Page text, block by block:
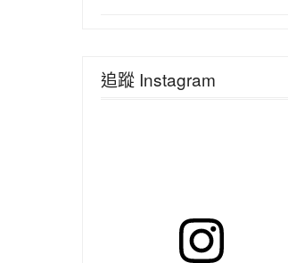
追蹤 Instagram